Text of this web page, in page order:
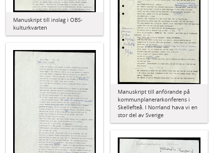
Manuskript till inslag i OBS-
kulturkvarten
Manuskript till anförande på
kommunplanerarkonferens i
Skellefteå. I Norrland hava vi en
stor del av Sverige